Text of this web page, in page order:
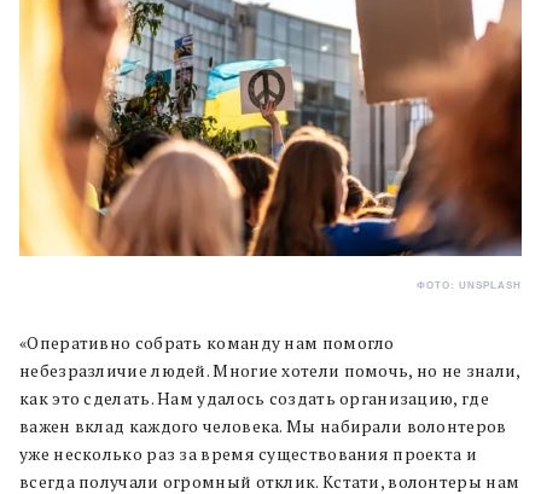
ФОТО: UNSPLASH
«Оперативно собрать команду нам помогло
небезразличие людей. Многие хотели помочь, но не знали,
как это сделать. Нам удалось создать организацию, где
важен вклад каждого человека. Мы набирали волонтеров
уже несколько раз за время существования проекта и
всегда получали огромный отклик. Кстати, волонтеры нам